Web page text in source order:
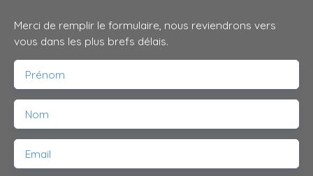
Merci de remplir le formulaire, nous reviendrons vers
vous dans les plus brefs délais.
Prénom
Nom
Email